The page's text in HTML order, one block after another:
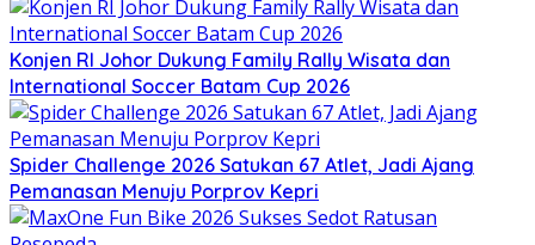
Konjen RI Johor Dukung Family Rally Wisata dan
International Soccer Batam Cup 2026
Spider Challenge 2026 Satukan 67 Atlet, Jadi Ajang
Pemanasan Menuju Porprov Kepri